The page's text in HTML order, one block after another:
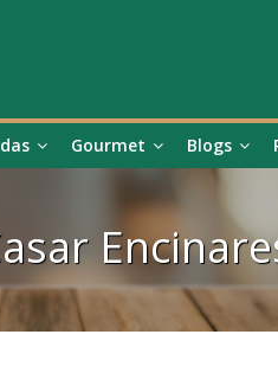
Gourmet Blogs